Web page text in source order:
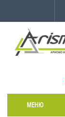
МЕНЮ